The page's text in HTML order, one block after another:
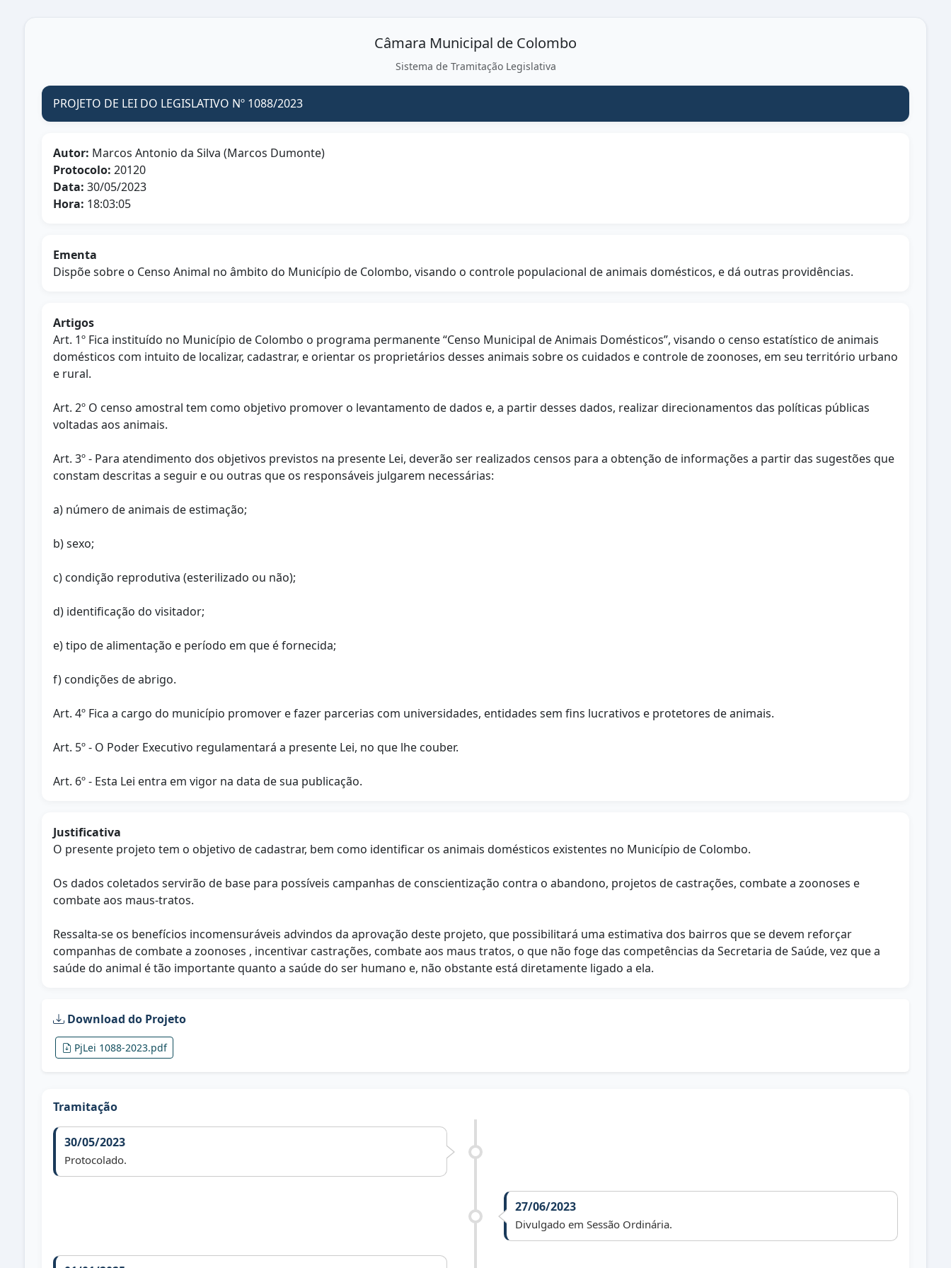
Câmara Municipal de Colombo
Sistema de Tramitação Legislativa
PROJETO DE LEI DO LEGISLATIVO Nº 1088/2023
Autor: Marcos Antonio da Silva (Marcos Dumonte)
Protocolo: 20120
Data: 30/05/2023
Hora: 18:03:05
Ementa
Dispõe sobre o Censo Animal no âmbito do Município de Colombo, visando o controle populacional de animais domésticos, e dá outras providências.
Artigos
Art. 1º Fica instituído no Município de Colombo o programa permanente “Censo Municipal de Animais Domésticos”, visando o censo estatístico de animais
domésticos com intuito de localizar, cadastrar, e orientar os proprietários desses animais sobre os cuidados e controle de zoonoses, em seu território urbano
e rural.
Art. 2º O censo amostral tem como objetivo promover o levantamento de dados e, a partir desses dados, realizar direcionamentos das políticas públicas
voltadas aos animais.
Art. 3º - Para atendimento dos objetivos previstos na presente Lei, deverão ser realizados censos para a obtenção de informações a partir das sugestões que
constam descritas a seguir e ou outras que os responsáveis julgarem necessárias:
a) número de animais de estimação;
b) sexo;
c) condição reprodutiva (esterilizado ou não);
d) identificação do visitador;
e) tipo de alimentação e período em que é fornecida;
f) condições de abrigo.
Art. 4º Fica a cargo do município promover e fazer parcerias com universidades, entidades sem fins lucrativos e protetores de animais.
Art. 5º - O Poder Executivo regulamentará a presente Lei, no que lhe couber.
Art. 6º - Esta Lei entra em vigor na data de sua publicação.
Justificativa
O presente projeto tem o objetivo de cadastrar, bem como identificar os animais domésticos existentes no Município de Colombo.
Os dados coletados servirão de base para possíveis campanhas de conscientização contra o abandono, projetos de castrações, combate a zoonoses e
combate aos maus-tratos.
Ressalta-se os benefícios incomensuráveis advindos da aprovação deste projeto, que possibilitará uma estimativa dos bairros que se devem reforçar
companhas de combate a zoonoses , incentivar castrações, combate aos maus tratos, o que não foge das competências da Secretaria de Saúde, vez que a
saúde do animal é tão importante quanto a saúde do ser humano e, não obstante está diretamente ligado a ela.
Download do Projeto
PjLei 1088-2023.pdf
Tramitação
30/05/2023
Protocolado.
27/06/2023
Divulgado em Sessão Ordinária.